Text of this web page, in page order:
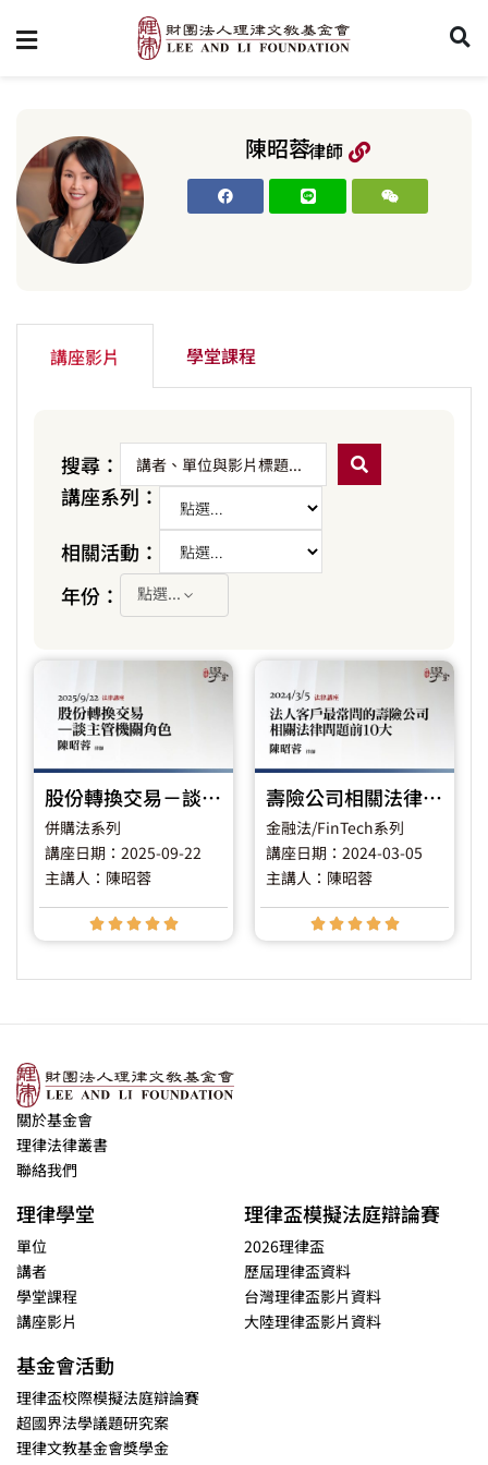
陳昭蓉律師
講座影片 學堂課程
搜尋：
講座系列：
相關活動：
年份：
點選...
股份轉換交易－談主管機關角色
併購法系列
講座日期：2025-09-22
主講人：陳昭蓉
    
壽險公司相關法律問題
金融法/FinTech系列
講座日期：2024-03-05
主講人：陳昭蓉
    
關於基金會
理律法律叢書
聯絡我們
理律學堂
單位
講者
學堂課程
講座影片
理律盃模擬法庭辯論賽
2026理律盃
歷屆理律盃資料
台灣理律盃影片資料
大陸理律盃影片資料
基金會活動
理律盃校際模擬法庭辯論賽
超國界法學議題研究案
理律文教基金會獎學金